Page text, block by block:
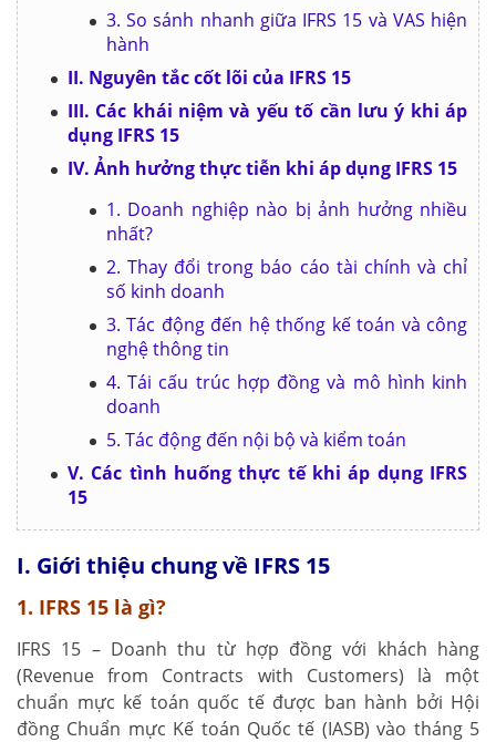
3. So sánh nhanh giữa IFRS 15 và VAS hiện
hành
II. Nguyên tắc cốt lõi của IFRS 15
III. Các khái niệm và yếu tố cần lưu ý khi áp
dụng IFRS 15
IV. Ảnh hưởng thực tiễn khi áp dụng IFRS 15
1. Doanh nghiệp nào bị ảnh hưởng nhiều
nhất?
2. Thay đổi trong báo cáo tài chính và chỉ
số kinh doanh
3. Tác động đến hệ thống kế toán và công
nghệ thông tin
4. Tái cấu trúc hợp đồng và mô hình kinh
doanh
5. Tác động đến nội bộ và kiểm toán
V. Các tình huống thực tế khi áp dụng IFRS
15
I. Giới thiệu chung về IFRS 15
1. IFRS 15 là gì?
IFRS 15 – Doanh thu từ hợp đồng với khách hàng
(Revenue from Contracts with Customers) là một
chuẩn mực kế toán quốc tế được ban hành bởi Hội
đồng Chuẩn mực Kế toán Quốc tế (IASB) vào tháng 5